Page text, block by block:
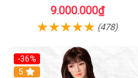
biến sưởi ấm phun nước thông
9.000.000₫
(478)
-36%
Hot
5